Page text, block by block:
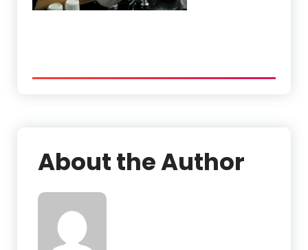
About the Author